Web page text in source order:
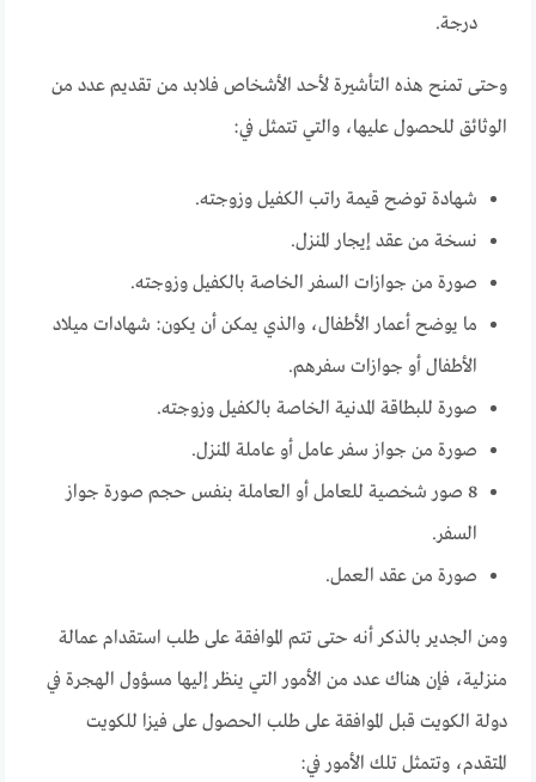
درجة.
وحتى تمنح هذه التأشيرة لأحد الأشخاص فلابد من تقديم عدد من
الوثائق للحصول عليها، والتي تتمثل في:
شهادة توضح قيمة راتب الكفيل وزوجته.
نسخة من عقد إيجار المنزل.
صورة من جوازات السفر الخاصة بالكفيل وزوجته.
ما يوضح أعمار الأطفال، والذي يمكن أن يكون: شهادات ميلاد
الأطفال أو جوازات سفرهم.
صورة للبطاقة المدنية الخاصة بالكفيل وزوجته.
صورة من جواز سفر عامل أو عاملة المنزل.
8 صور شخصية للعامل أو العاملة بنفس حجم صورة جواز
السفر.
صورة من عقد العمل.
ومن الجدير بالذكر أنه حتى تتم الموافقة على طلب استقدام عمالة
منزلية، فإن هناك عدد من الأمور التي ينظر إليها مسؤول الهجرة في
دولة الكويت قبل الموافقة على طلب الحصول على فيزا للكويت
المتقدم، وتتمثل تلك الأمور في: